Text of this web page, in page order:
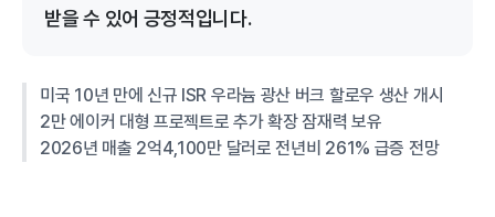
받을 수 있어 긍정적입니다.
미국 10년 만에 신규 ISR 우라늄 광산 버크 할로우 생산 개시
2만 에이커 대형 프로젝트로 추가 확장 잠재력 보유
2026년 매출 2억4,100만 달러로 전년비 261% 급증 전망